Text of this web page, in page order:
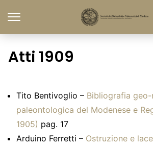
Atti 1909
Tito Bentivoglio – Bibliografia
paleontologica del Modenese e
1905) pag. 17
Arduino Ferretti – Ostruzione e